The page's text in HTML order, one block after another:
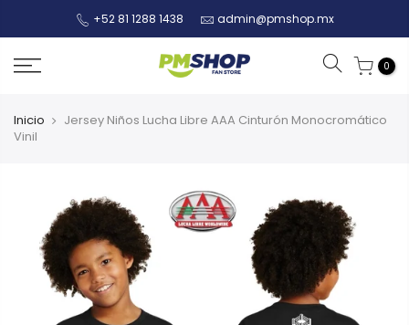
+52 81 1288 1438 admin@pmshop.mx
0
Inicio
Jersey Niños Lucha Libre AAA Cinturón Monocromático
Vinil